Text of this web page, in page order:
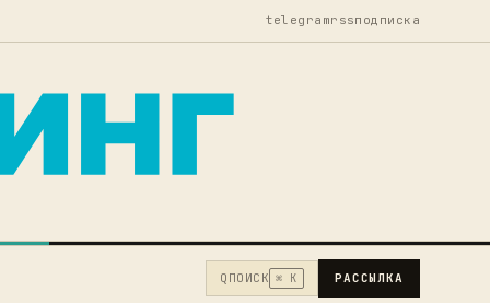
telegramrssподписка
Q ПОИСК ⌘ K РАССЫЛКА